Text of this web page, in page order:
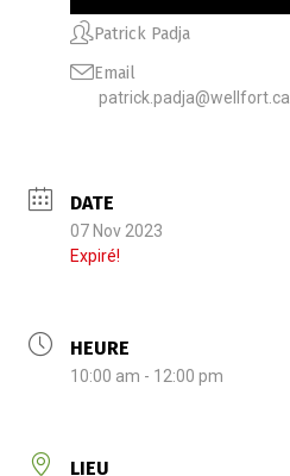
Patrick Padja
Email
patrick.padja@wellfort.ca
DATE
07 Nov 2023
Expiré!
HEURE
10:00 am - 12:00 pm
LIEU